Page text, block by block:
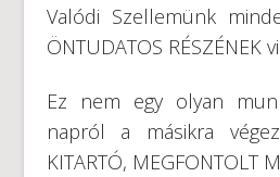
Valódi Szellemünk
ÖNTUDATOS RÉSZÉNEK
Ez nem egy olyan
napról a másikra
KITARTÓ, MEGFONTOLT